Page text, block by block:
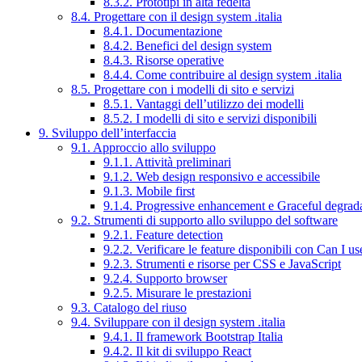
8.4. Progettare con il design system .italia
8.4.1. Documentazione
8.4.2. Benefici del design system
8.4.3. Risorse operative
8.4.4. Come contribuire al design system .italia
8.5. Progettare con i modelli di sito e servizi
8.5.1. Vantaggi dell’utilizzo dei modelli
8.5.2. I modelli di sito e servizi disponibili
9. Sviluppo dell’interfaccia
9.1. Approccio allo sviluppo
9.1.1. Attività preliminari
9.1.2. Web design responsivo e accessibile
9.1.3. Mobile first
9.1.4. Progressive enhancement e Graceful
9.2. Strumenti di supporto allo sviluppo del software
9.2.1. Feature detection
9.2.2. Verificare le feature disponibili con Can I
9.2.3. Strumenti e risorse per CSS e JavaScript
9.2.4. Supporto browser
9.2.5. Misurare le prestazioni
9.3. Catalogo del riuso
9.4. Sviluppare con il design system .italia
9.4.1. Il framework Bootstrap Italia
9.4.2. Il kit di sviluppo React